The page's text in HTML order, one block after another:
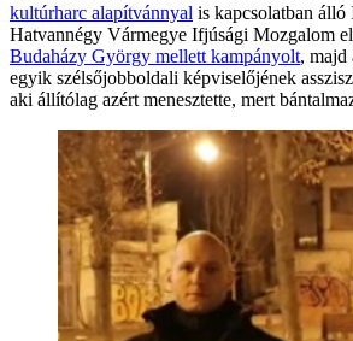
kultúrharc alapítvánnyal is kapcsolatban álló
Hatvannégy Vármegye Ifjúsági Mozgalom
Budaházy György mellett kampányolt, majd
egyik szélsőjobboldali képviselőjének
aki állítólag azért menesztette, mert